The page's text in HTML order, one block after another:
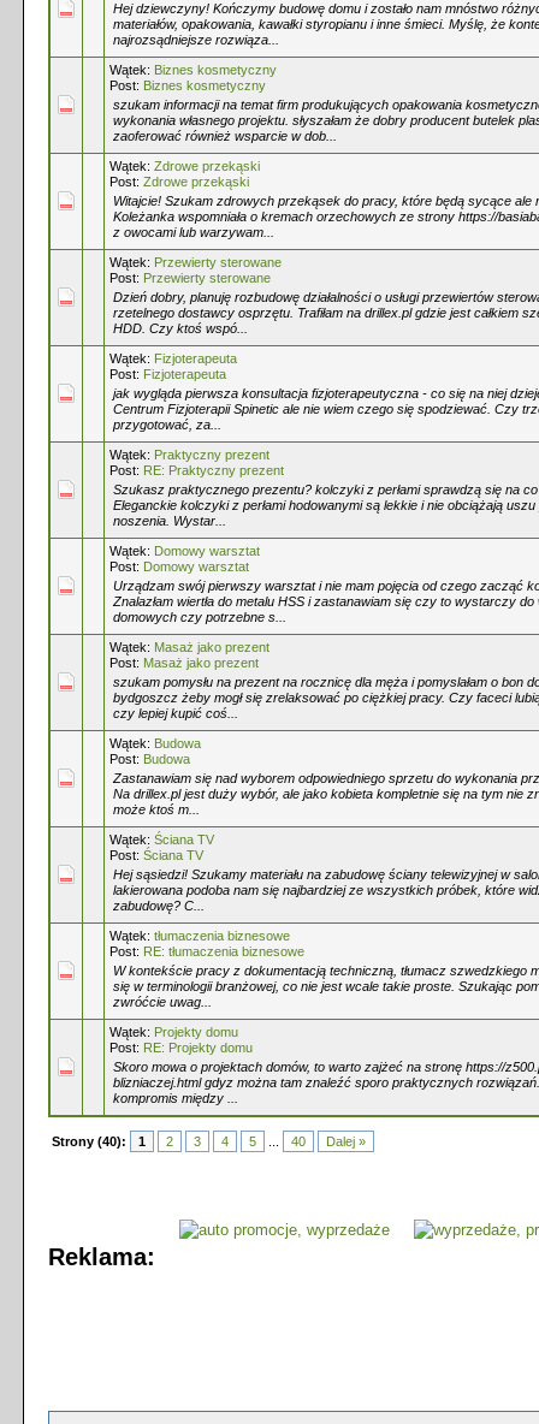
Hej dziewczyny! Kończymy budowę domu i zostało nam mnóstwo
materiałów, opakowania, kawałki styropianu i inne śmieci. Myślę, że
najrozsądniejsze rozwiąza...
Wątek: Biznes kosmetyczny
Post: Biznes kosmetyczny
szukam informacji na temat firm produkujących opakowania
wykonania własnego projektu. słyszałam że dobry producent butelek
zaoferować również wsparcie w dob...
Wątek: Zdrowe przekąski
Post: Zdrowe przekąski
Witajcie! Szukam zdrowych przekąsek do pracy, które będą sycące ale
Koleżanka wspomniała o kremach orzechowych ze strony https://
z owocami lub warzywam...
Wątek: Przewierty sterowane
Post: Przewierty sterowane
Dzień dobry, planuję rozbudowę działalności o usługi przewiertów
rzetelnego dostawcy osprzętu. Trafiłam na drillex.pl gdzie jest całkiem
HDD. Czy ktoś wspó...
Wątek: Fizjoterapeuta
Post: Fizjoterapeuta
jak wygląda pierwsza konsultacja fizjoterapeutyczna - co się na niej
Centrum Fizjoterapii Spinetic ale nie wiem czego się spodziewać. Czy
przygotować, za...
Wątek: Praktyczny prezent
Post: RE: Praktyczny prezent
Szukasz praktycznego prezentu? kolczyki z perłami sprawdzą się na
Eleganckie kolczyki z perłami hodowanymi są lekkie i nie obciążają
noszenia. Wystar...
Wątek: Domowy warsztat
Post: Domowy warsztat
Urządzam swój pierwszy warsztat i nie mam pojęcia od czego zacząć
Znalazłam wiertła do metalu HSS i zastanawiam się czy to wystarczy
domowych czy potrzebne s...
Wątek: Masaż jako prezent
Post: Masaż jako prezent
szukam pomysłu na prezent na rocznicę dla męża i pomyslałam o bon
bydgoszcz żeby mogł się zrelaksować po ciężkiej pracy. Czy faceci
czy lepiej kupić coś...
Wątek: Budowa
Post: Budowa
Zastanawiam się nad wyborem odpowiedniego sprzetu do wykonania
Na drillex.pl jest duży wybór, ale jako kobieta kompletnie się na tym nie
może ktoś m...
Wątek: Ściana TV
Post: Ściana TV
Hej sąsiedzi! Szukamy materiału na zabudowę ściany telewizyjnej w
lakierowana podoba nam się najbardziej ze wszystkich próbek, które
zabudowę? C...
Wątek: tłumaczenia biznesowe
Post: RE: tłumaczenia biznesowe
W kontekście pracy z dokumentacją techniczną, tłumacz szwedzkiego
się w terminologii branżowej, co nie jest wcale takie proste. Szukając
zwróćcie uwag...
Wątek: Projekty domu
Post: RE: Projekty domu
Skoro mowa o projektach domów, to warto zajżeć na stronę https://
blizniaczej.html gdyz można tam znaleźć sporo praktycznych
kompromis między ...
Strony (40): 1 2 3 4 5 40 Dalej »
Reklama: